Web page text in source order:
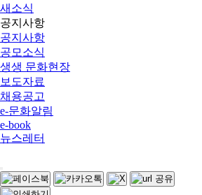
새소식
공지사항
공지사항
공모소식
생생 문화현장
보도자료
채용공고
e-문화알림
e-book
뉴스레터